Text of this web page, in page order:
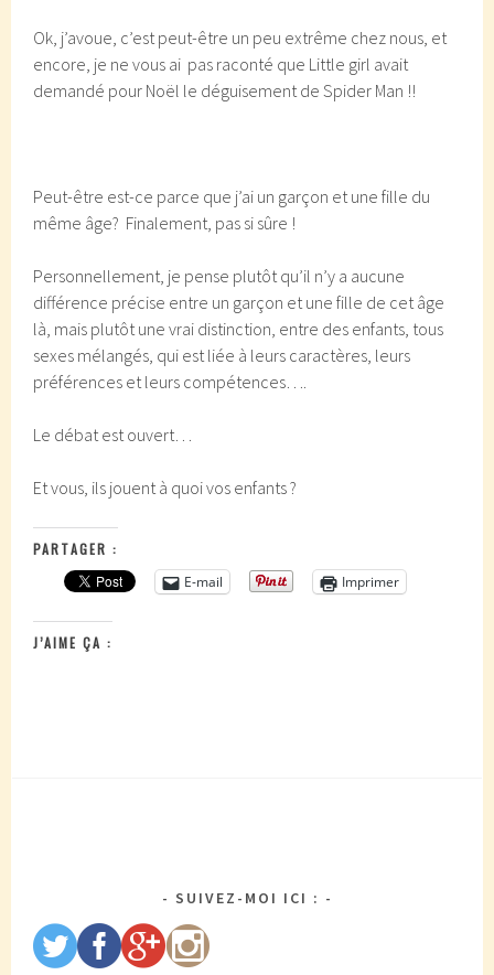
Ok, j’avoue, c’est peut-être un peu extrême chez nous, et
encore, je ne vous ai pas raconté que Little girl avait
demandé pour Noël le déguisement de Spider Man !!
Peut-être est-ce parce que j’ai un garçon et une fille du
même âge? Finalement, pas si sûre !
Personnellement, je pense plutôt qu’il n’y a aucune
différence précise entre un garçon et une fille de cet âge
là, mais plutôt une vrai distinction, entre des enfants, tous
sexes mélangés, qui est liée à leurs caractères, leurs
préférences et leurs compétences….
Le débat est ouvert…
Et vous, ils jouent à quoi vos enfants ?
PARTAGER :
E-mail
Imprimer
J’AIME ÇA :
SUIVEZ-MOI ICI :